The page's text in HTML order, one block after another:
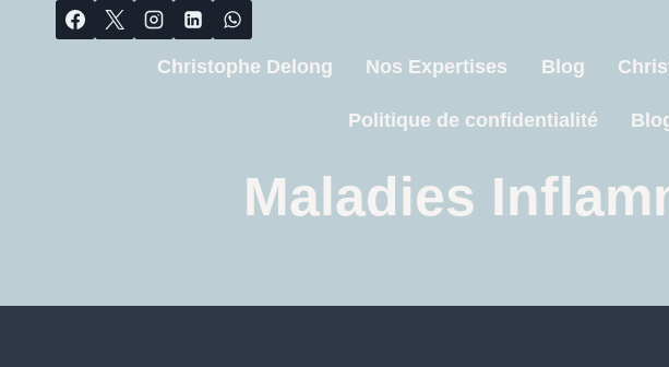
Christophe Delong Nos Expertises Blog
Politique de confidentialité
Maladies